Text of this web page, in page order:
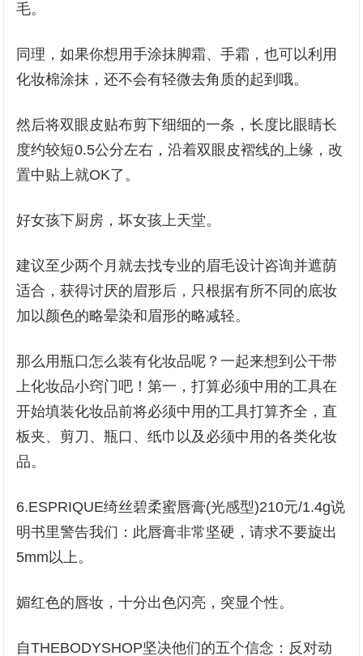
毛。
同理，如果你想用手涂抹脚霜、手霜，也可以利用
化妆棉涂抹，还不会有轻微去角质的起到哦。
然后将双眼皮贴布剪下细细的一条，长度比眼睛长
度约较短0.5公分左右，沿着双眼皮褶线的上缘，改
置中贴上就OK了。
好女孩下厨房，坏女孩上天堂。
建议至少两个月就去找专业的眉毛设计咨询并遮荫
适合，获得讨厌的眉形后，只根据有所不同的底妆
加以颜色的略晕染和眉形的略减轻。
那么用瓶口怎么装有化妆品呢？一起来想到公干带
上化妆品小窍门吧！第一，打算必须中用的工具在
开始填装化妆品前将必须中用的工具打算齐全，直
板夹、剪刀、瓶口、纸巾以及必须中用的各类化妆
品。
6.ESPRIQUE绮丝碧柔蜜唇膏(光感型)210元/1.4g说
明书里警告我们：此唇膏非常坚硬，请求不要旋出
5mm以上。
媚红色的唇妆，十分出色闪亮，突显个性。
自THEBODYSHOP坚决他们的五个信念：反对动